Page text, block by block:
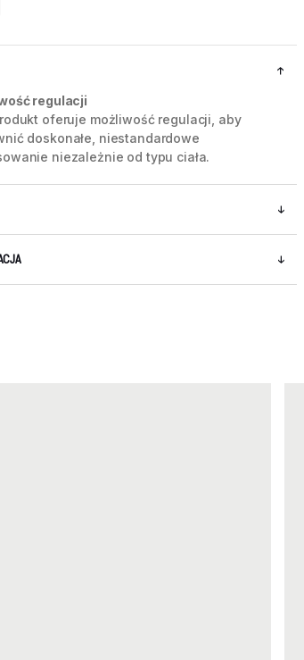
regulacji
oferuje możliwość regulacji, aby
doskonałe, niestandardowe
niezależnie od typu ciała.